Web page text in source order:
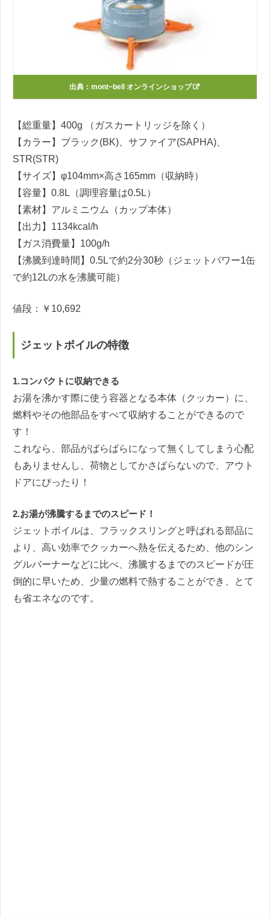
出典： mont−bell オンラインショップ
【総重量】400g （ガスカートリッジを除く）
【カラー】ブラック(BK)、サファイア(SAPHA)、
STR(STR)
【サイズ】φ104mm×高さ165mm（収納時）
【容量】0.8L（調理容量は0.5L）
【素材】アルミニウム（カップ本体）
【出力】1134kcal/h
【ガス消費量】100g/h
【沸騰到達時間】0.5Lで約2分30秒（ジェットパワー1缶
で約12Lの水を沸騰可能）
値段：￥10,692
ジェットボイルの特徴
1.コンパクトに収納できる
お湯を沸かす際に使う容器となる本体（クッカー）に、
燃料やその他部品をすべて収納することができるので
す！
これなら、部品がばらばらになって無くしてしまう心配
もありませんし、荷物としてかさばらないので、アウト
ドアにぴったり！
2.お湯が沸騰するまでのスピード！
ジェットボイルは、フラックスリングと呼ばれる部品に
より、高い効率でクッカーへ熱を伝えるため、他のシン
グルバーナーなどに比べ、沸騰するまでのスピードが圧
倒的に早いため、少量の燃料で熱することができ、とて
も省エネなのです。